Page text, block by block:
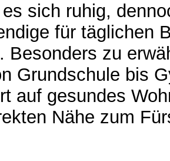
sich ruhig,
für täglichen
Besonders zu
Grundschule bis
auf gesundes
Nähe zum